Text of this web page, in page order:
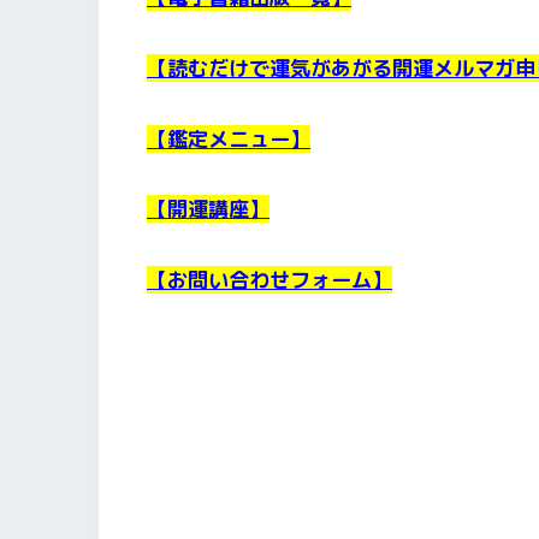
【読むだけで運気があがる開運メルマガ申
【鑑定メニュー】
【開運講座】
【お問い合わせフォーム】